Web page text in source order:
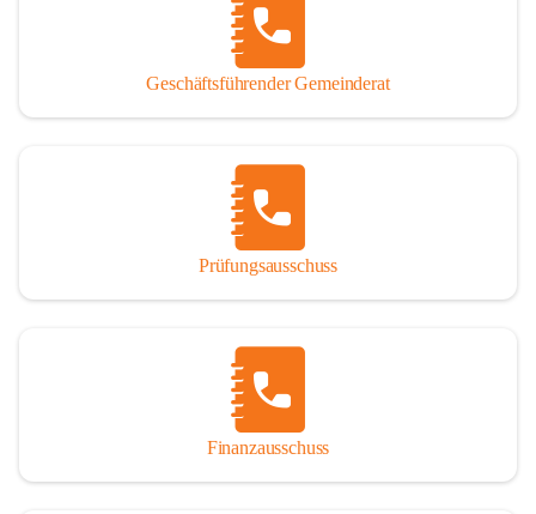
Geschäftsführender Gemeinderat
Prüfungsausschuss
Finanzausschuss